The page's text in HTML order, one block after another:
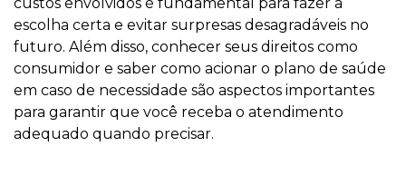
escolha certa e evitar surpresas desagradáveis no
futuro. Além disso, conhecer seus direitos como
consumidor e saber como acionar o plano de saúde
em caso de necessidade são aspectos importantes
para garantir que você receba o atendimento
adequado quando precisar.